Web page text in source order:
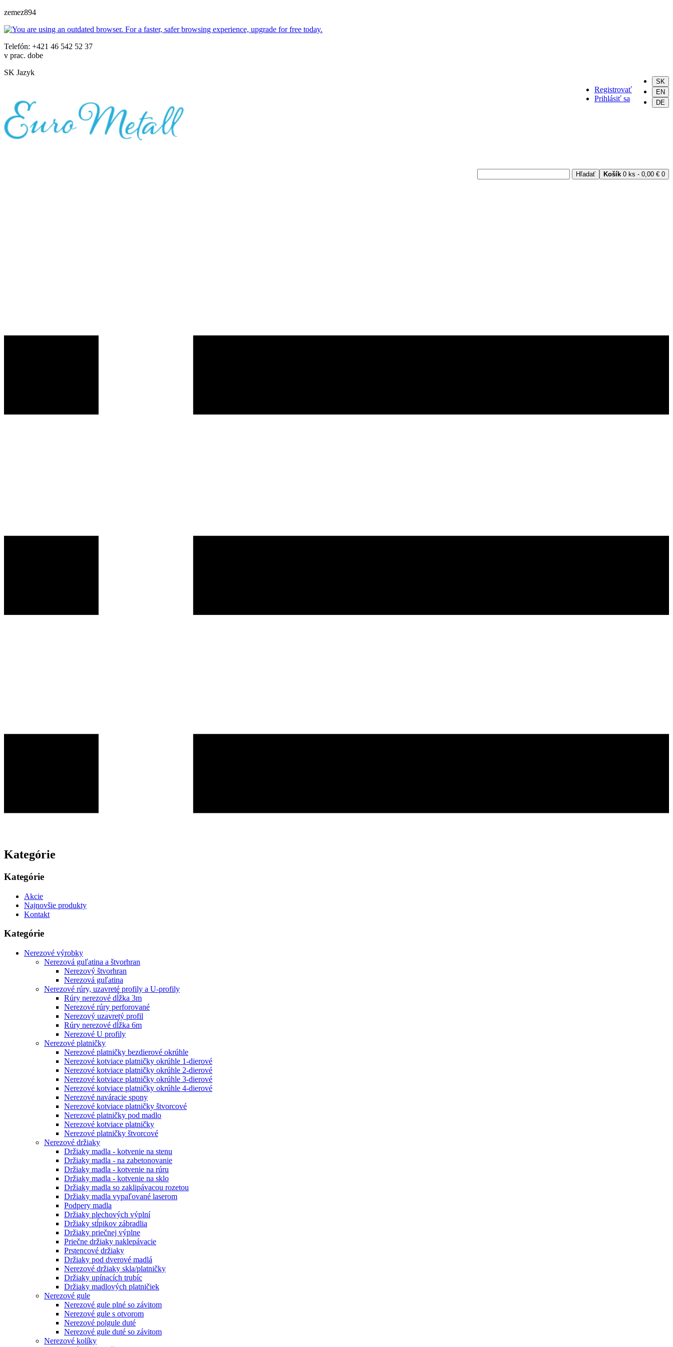
zemez894
Telefón: +421 46 542 52 37
v prac. dobe
SK Jazyk
SK
EN
DE
Registrovať
Prihlásiť sa
Košík 0 ks - 0,00 € 0
Hľadať
Kategórie
Kategórie
Akcie
Najnovšie produkty
Kontakt
Kategórie
Nerezové výrobky
Nerezová guľatina a štvorhran
Nerezový štvorhran
Nerezová guľatina
Nerezové rúry, uzavreté profily a U-profily
Rúry nerezové dĺžka 3m
Nerezové rúry perforované
Nerezový uzavretý profil
Rúry nerezové dĺžka 6m
Nerezové U profily
Nerezové platničky
Nerezové platničky bezdierové okrúhle
Nerezové kotviace platničky okrúhle 1-dierové
Nerezové kotviace platničky okrúhle 2-dierové
Nerezové kotviace platničky okrúhle 3-dierové
Nerezové kotviace platničky okrúhle 4-dierové
Nerezové naváracie spony
Nerezové kotviace platničky štvorcové
Nerezové platničky pod madlo
Nerezové kotviace platničky
Nerezové platničky štvorcové
Nerezové držiaky
Držiaky madla - kotvenie na stenu
Držiaky madla - na zabetonovanie
Držiaky madla - kotvenie na rúru
Držiaky madla - kotvenie na sklo
Držiaky madla so zaklipávacou rozetou
Držiaky madla vypaľované laserom
Podpery madla
Držiaky plechových výplní
Držiaky stĺpikov zábradlia
Držiaky priečnej výplne
Priečne držiaky naklepávacie
Prstencové držiaky
Držiaky pod dverové madlá
Nerezové držiaky skla/platničky
Držiaky upínacích trubíc
Držiaky madlových platničiek
Nerezové gule
Nerezové gule plné so závitom
Nerezové gule s otvorom
Nerezové polgule duté
Nerezové gule duté so závitom
Nerezové kolíky